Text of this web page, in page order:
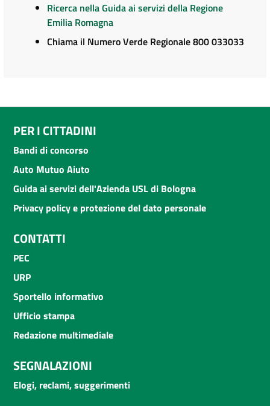
Ricerca nella Guida ai servizi della Regione
Emilia Romagna
Chiama il Numero Verde Regionale 800 033033
PER I CITTADINI
Bandi di concorso
Auto Mutuo Aiuto
Guida ai servizi dell'Azienda USL di Bologna
Privacy policy e protezione del dato personale
CONTATTI
PEC
URP
Sportello informativo
Ufficio stampa
Redazione multimediale
SEGNALAZIONI
Elogi, reclami, suggerimenti